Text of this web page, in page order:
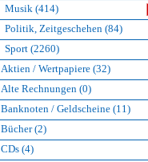
Musik (414)
Politik, Zeitgeschehen (84)
Sport (2260)
Aktien / Wertpapiere (32)
Alte Rechnungen (0)
Banknoten / Geldscheine (11)
Bücher (2)
CDs (4)